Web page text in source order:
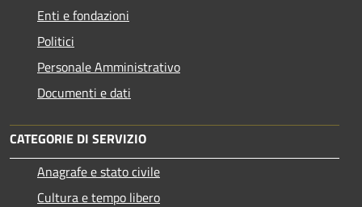
Enti e fondazioni
Politici
Personale Amministrativo
Documenti e dati
CATEGORIE DI SERVIZIO
Anagrafe e stato civile
Cultura e tempo libero